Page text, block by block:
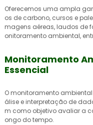
Oferecemos uma ampla
os de carbono, cursos e
magens aéreas, laudos de
onitoramento ambiental,
Monitoramento
Essencial
O monitoramento
álise e interpretação de
m como objetivo avaliar a
ongo do tempo.